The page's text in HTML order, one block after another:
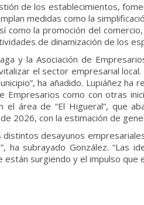
de los establecimientos,
medidas como la
la promoción del
de dinamización de los
y la Asociación de
el sector empresarial
ha añadido. Lupiáñez ha
como con otras
área de “El Higueral”, que
2026, con la estimación de
desayunos
subrayado González. “Las
surgiendo y el impulso que